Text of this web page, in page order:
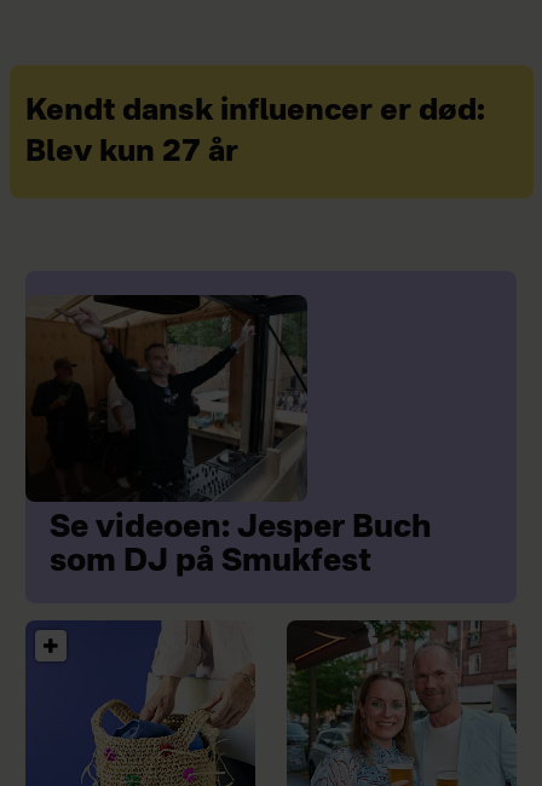
Kendt dansk influencer er død:
Blev kun 27 år
Se videoen: Jesper Buch
som DJ på Smukfest